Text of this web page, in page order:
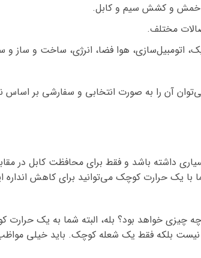
خمش و کشش سیم و کابل.
مختلف.
اتومبیل‌سازی، هوا فضا، انرژی، ساخت و ساز
آن را به صورت انتخابی و سفارشی بر
می‌تواند استفاده‌های بسیاری داشته باشد و فقط برای
با یک حرارت کوچک می‌توانید برای کاهش انداره
چیزی خواهد بود؟ بله، البته شما به یک
بلکه فقط یک شعله کوچک. باید خیلی